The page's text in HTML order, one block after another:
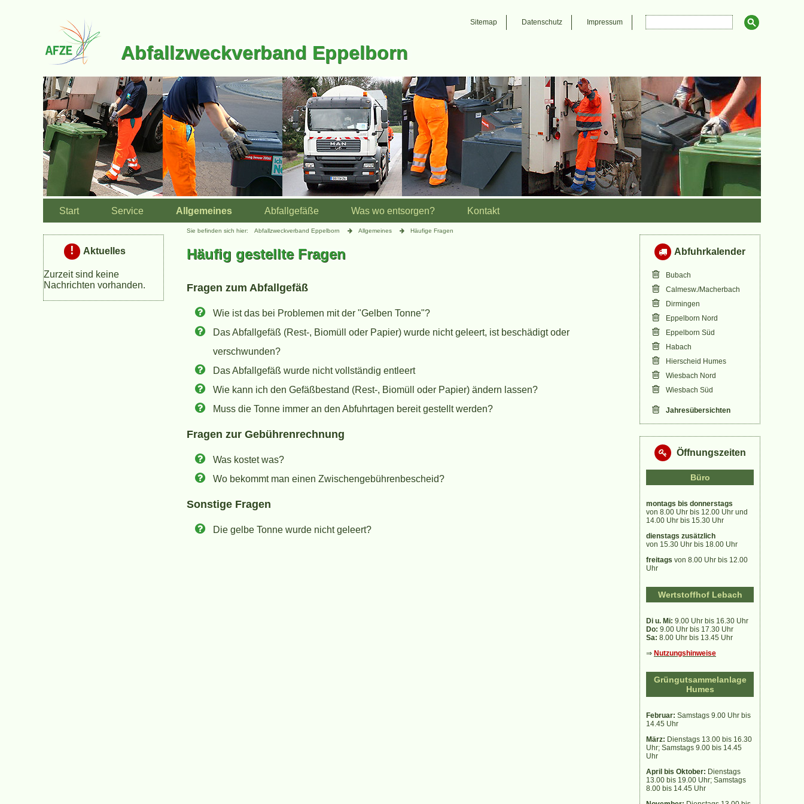
Impressum
Datenschutz
Sitemap
Abfallzweckverband Eppelborn
Navigation
überspringen
Start Service Allgemeines Abfallgefäße Was wo entsorgen? Kontakt
Sie befinden sich hier: Abfallzweckverband Eppelborn Allgemeines Häufige Fragen
Häufig gestellte Fragen
Fragen zum Abfallgefäß
Wie ist das bei Problemen mit der "Gelben Tonne"?
Das Abfallgefäß (Rest-, Biomüll oder Papier) wurde nicht geleert, ist beschädigt oder
verschwunden?
Das Abfallgefäß wurde nicht vollständig entleert
Wie kann ich den Gefäßbestand (Rest-, Biomüll oder Papier) ändern lassen?
Muss die Tonne immer an den Abfuhrtagen bereit gestellt werden?
Fragen zur Gebührenrechnung
Was kostet was?
Wo bekommt man einen Zwischengebührenbescheid?
Sonstige Fragen
Die gelbe Tonne wurde nicht geleert?
Aktuelles
Zurzeit sind keine
Nachrichten vorhanden.
Abfuhrkalender
Bubach
Calmesw./Macherbach
Dirmingen
Eppelborn Nord
Eppelborn Süd
Habach
Hierscheid Humes
Wiesbach Nord
Wiesbach Süd
Jahresübersichten
Öffnungszeiten
Büro
montags bis donnerstags
von 8.00 Uhr bis 12.00 Uhr und
14.00 Uhr bis 15.30 Uhr
dienstags zusätzlich
von 15.30 Uhr bis 18.00 Uhr
freitags von 8.00 Uhr bis 12.00
Uhr
Wertstoffhof Lebach
Di u. Mi: 9.00 Uhr bis 16.30 Uhr
Do: 9.00 Uhr bis 17.30 Uhr
Sa: 8.00 Uhr bis 13.45 Uhr
⇒ Nutzungshinweise
Grüngutsammelanlage
Humes
Februar: Samstags 9.00 Uhr bis
14.45 Uhr
März: Dienstags 13.00 bis 16.30
Uhr; Samstags 9.00 bis 14.45
Uhr
April bis Oktober: Dienstags
13.00 bis 19.00 Uhr; Samstags
8.00 bis 14.45 Uhr